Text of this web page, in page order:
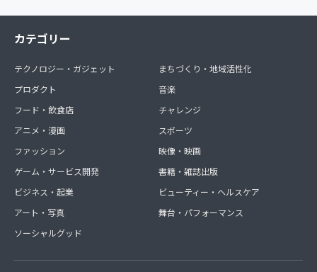
カテゴリー
テクノロジー・ガジェット
プロダクト
フード・飲食店
アニメ・漫画
ファッション
ゲーム・サービス開発
ビジネス・起業
アート・写真
ソーシャルグッド
まちづくり・地域活性化
音楽
チャレンジ
スポーツ
映像・映画
書籍・雑誌出版
ビューティー・ヘルスケア
舞台・パフォーマンス